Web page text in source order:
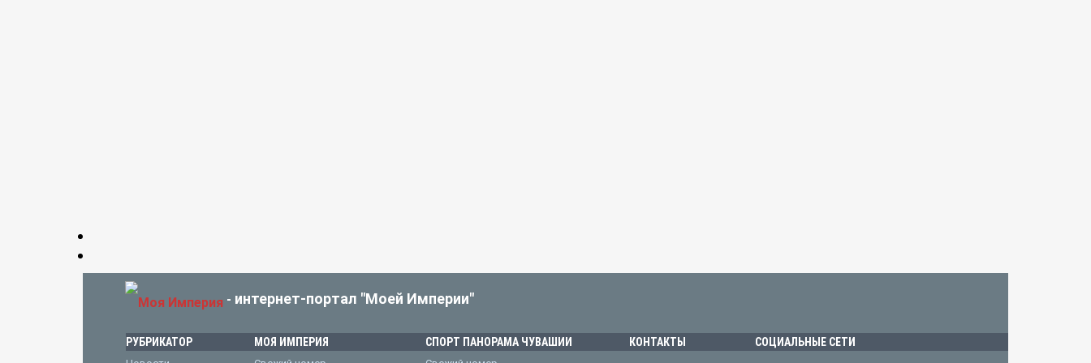
- интернет-портал "Моей Империи"
РУБРИКАТОР МОЯ ИМПЕРИЯ СПОРТ ПАНОРАМА ЧУВАШИИ КОНТАКТЫ СОЦИАЛЬНЫЕ СЕТИ